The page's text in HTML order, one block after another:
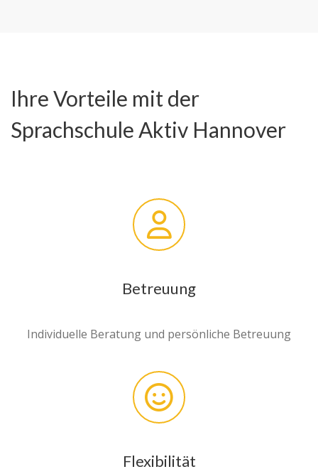
Ihre Vorteile mit der
Sprachschule Aktiv Hannover
Betreuung
Individuelle Beratung und persönliche Betreuung
Flexibilität